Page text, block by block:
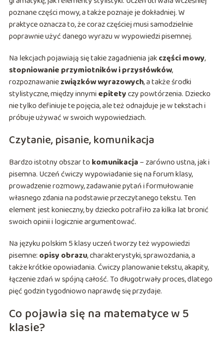
poznane części mowy, a także poznaje je dokładniej. W
praktyce oznacza to, że coraz częściej musi samodzielnie
poprawnie użyć danego wyrazu w wypowiedzi pisemnej.
Na lekcjach pojawiają się takie zagadnienia jakczęści mowy,
stopniowanie przymiotników i przysłówków,
rozpoznawaniezwiązków wyrazowych, a także środki
stylistyczne, między innymi epitetyczy powtórzenia. Dziecko
nie tylko definiuje te pojęcia, ale też odnajduje je w tekstach i
próbuje używać w swoich wypowiedziach.
Czytanie, pisanie, komunikacja
Bardzo istotny obszar to komunikacja – zarówno ustna, jak i
pisemna. Uczeń ćwiczy wypowiadanie się na forum klasy,
prowadzenie rozmowy, zadawanie pytań i formułowanie
własnego zdania na podstawie przeczytanego tekstu. Ten
element jest konieczny, by dziecko potrafiło za kilka lat bronić
swoich opinii i logicznie argumentować.
Na języku polskim 5 klasy uczeń tworzy też wypowiedzi
pisemne: opisy obrazu, charakterystyki, sprawozdania, a
także krótkie opowiadania. Ćwiczy planowanie tekstu, akapity,
łączenie zdań w spójną całość. To długotrwały proces, dlatego
pięć godzin tygodniowo naprawdę się przydaje.
Co pojawia się na matematyce w 5
klasie?